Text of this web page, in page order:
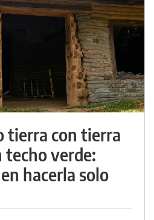
tierra con tierra
techo verde:
hacerla solo